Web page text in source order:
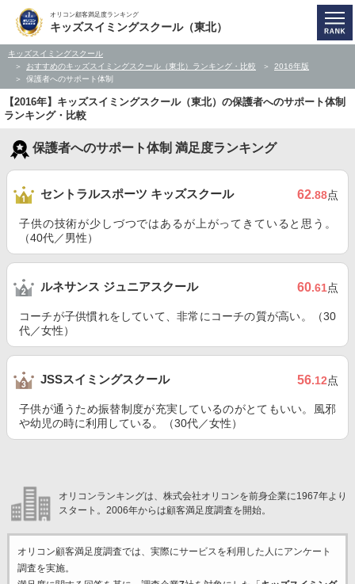
オリコン顧客満足度ランキング
キッズスイミングスクール（東北）
キッズスイミングスクール
おすすめのキッズスイミングスクール（東北）ランキング・比較
2016年版
保護者へのサポート体制
【2016年】キッズスイミングスクール（東北）の保護者へのサポート体制
ランキング・比較
保護者へのサポート体制 満足度ランキング
セントラルスポーツ キッズスクール 62.88点
子供の技術が少しづつではあるが上がってきていると思う。
（40代／男性）
ルネサンス ジュニアスクール 60.61点
コーチが子供慣れをしていて、非常にコーチの質が高い。（30
代／女性）
JSSスイミングスクール 56.12点
子供が通うため振替制度が充実しているのがとてもいい。風邪
や幼児の時に利用している。（30代／女性）
オリコンランキングは、株式会社オリコンを前身企業に1967年より
スタート。2006年からは顧客満足度調査を開始。
オリコン顧客満足度調査では、実際にサービスを利用した 人にアンケート
調査を実施。